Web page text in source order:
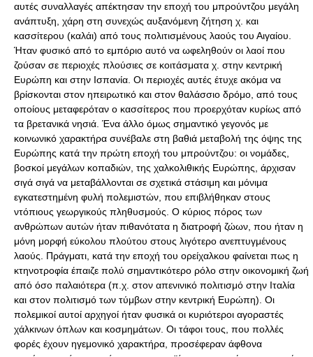
αυτές συναλλαγές απέκτησαν την εποχή του μπρούντζου μεγάλη
ανάπτυξη, χάρη στη συνεχώς αυξανόμενη ζήτηση χ. και
κασσίτερου (καλάι) από τους πολιτισμένους λαούς του Αιγαίου.
Ήταν φυσικό από το εμπόριο αυτό να ωφεληθούν οι λαοί που
ζούσαν σε περιοχές πλούσιες σε κοιτάσματα χ. στην κεντρική
Ευρώπη και στην Ισπανία. Οι περιοχές αυτές έτυχε ακόμα να
βρίσκονται στον ηπειρωτικό και στον θαλάσσιο δρόμο, από τους
οποίους μεταφερόταν ο κασσίτερος που προερχόταν κυρίως από
τα βρετανικά νησιά. Ένα άλλο όμως σημαντικό γεγονός με
κοινωνικό χαρακτήρα συνέβαλε στη βαθιά μεταβολή της όψης της
Ευρώπης κατά την πρώτη εποχή του μπρούντζου: οι νομάδες,
βοσκοί μεγάλων κοπαδιών, της χαλκολιθικής Ευρώπης, άρχισαν
σιγά σιγά να μεταβάλλονται σε σχετικά στάσιμη και μόνιμα
εγκατεστημένη φυλή πολεμιστών, που επιβλήθηκαν στους
ντόπιους γεωργικούς πληθυσμούς. Ο κύριος πόρος των
ανθρώπων αυτών ήταν πιθανότατα η διατροφή ζώων, που ήταν η
μόνη μορφή εύκολου πλούτου στους λιγότερο ανεπτυγμένους
λαούς. Πράγματι, κατά την εποχή του ορείχαλκου φαίνεται πως η
κτηνοτροφία έπαιζε πολύ σημαντικότερο ρόλο στην οικονομική ζωή
από όσο παλαιότερα (π.χ. στον απενινικό πολιτισμό στην Ιταλία
και στον πολιτισμό των τύμβων στην κεντρική Ευρώπη). Οι
πολεμικοί αυτοί αρχηγοί ήταν φυσικά οι κυριότεροι αγοραστές
χάλκινων όπλων και κοσμημάτων. Οι τάφοι τους, που πολλές
φορές έχουν ηγεμονικό χαρακτήρα, προσέφεραν άφθονα